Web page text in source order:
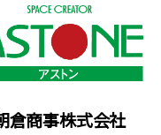
倉商事株式会社